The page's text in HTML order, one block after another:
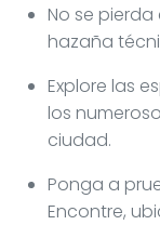
No se
hazaña
Explore las
los
ciudad.
Ponga a
Encontre,